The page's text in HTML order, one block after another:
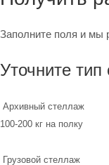
Заполните поля и мы
Уточните
Архивный стеллаж
100-200 кг на полку
Грузовой стеллаж